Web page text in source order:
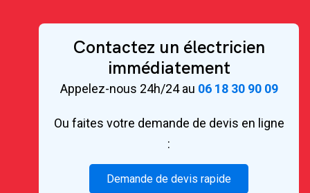
Contactez un électricien
immédiatement
Appelez-nous 24h/24 au 06 18 30 90 09
Ou faites votre demande de devis en ligne
:
Demande de devis rapide